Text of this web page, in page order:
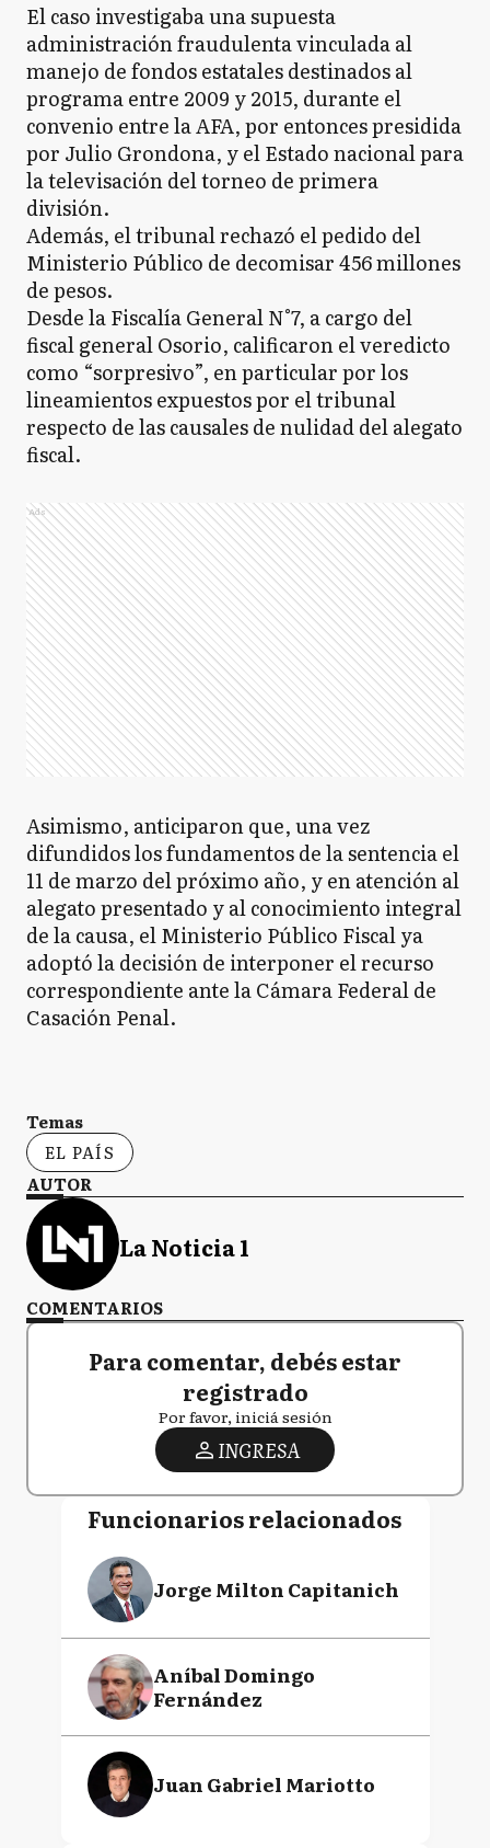
El caso investigaba una supuesta
administración fraudulenta vinculada al
manejo de fondos estatales destinados al
programa entre 2009 y 2015, durante el
convenio entre la AFA, por entonces presidida
por Julio Grondona, y el Estado nacional para
la televisación del torneo de primera
división.
Además, el tribunal rechazó el pedido del
Ministerio Público de decomisar 456 millones
de pesos.
Desde la Fiscalía General N°7, a cargo del
fiscal general Osorio, calificaron el veredicto
como “sorpresivo”, en particular por los
lineamientos expuestos por el tribunal
respecto de las causales de nulidad del alegato
fiscal.
Ads
Asimismo, anticiparon que, una vez
difundidos los fundamentos de la sentencia el
11 de marzo del próximo año, y en atención al
alegato presentado y al conocimiento integral
de la causa, el Ministerio Público Fiscal ya
adoptó la decisión de interponer el recurso
correspondiente ante la Cámara Federal de
Casación Penal.
Temas
EL PAÍS
AUTOR
La Noticia 1
COMENTARIOS
Para comentar, debés estar
registrado
Por favor, iniciá sesión
INGRESA
Funcionarios relacionados
Jorge Milton Capitanich
Aníbal Domingo
Fernández
Juan Gabriel Mariotto